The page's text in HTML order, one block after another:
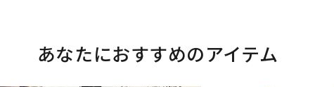
あなたにおすすめのアイテム